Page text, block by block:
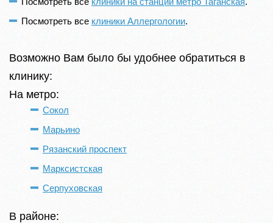
Посмотреть все клиники Аллергологии.
Возможно Вам было бы удобнее обратиться в
клинику:
На метро:
Сокол
Марьино
Рязанский проспект
Марксистская
Серпуховская
В районе: